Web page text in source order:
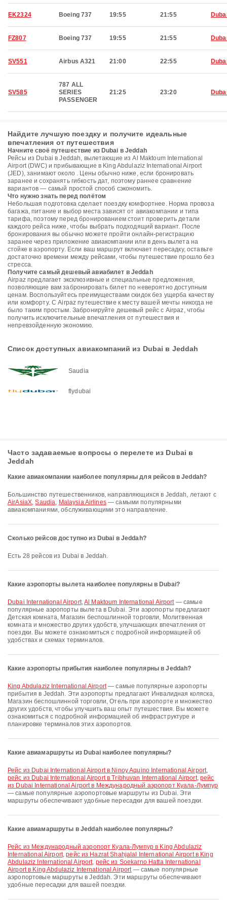
EK2324 Boeing 737 19:55 21:55
FZ807 Boeing 737 19:55 21:55
SV551 Airbus A321 21:00 22:55
SV585
787 ALL
SERIES
PASSENGER
21:25 23:20
Найдите лучшую поездку и получите идеальные
впечатления от путешествия
Начните своё путешествие из Dubai в Jeddah
Рейсы из Dubai в Jeddah, вылетающие из Al Maktoum International
Airport (DWC) и прибывающие в King Abdulaziz International Airport
(JED), занимают около . Цены обычно ниже, если бронировать
заранее и сохранять гибкость дат, поэтому раннее сравнение
вариантов — самый простой способ сэкономить.
Что нужно знать перед полётом
Небольшая подготовка сделает поездку комфортнее. Норма провоза
багажа, питание и выбор места зависят от авиакомпании и типа
тарифа, поэтому перед бронированием стоит проверить детали
каждого рейса ниже, чтобы выбрать подходящий вариант. После
бронирования вы обычно можете пройти онлайн-регистрацию
заранее через приложение авиакомпании или в день вылета на
стойке в аэропорту. Если ваш маршрут включает пересадку, оставьте
достаточно времени между рейсами, чтобы путешествие прошло без
стресса.
Получите самый дешевый авиабилет в Jeddah
Airpaz предлагает эксклюзивные и специальные предложения,
позволяющие вам забронировать билет по невероятно доступным
ценам. Воспользуйтесь преимуществами скидок без ущерба качеству
или комфорту. С Airpaz путешествие к месту вашей мечты никогда не
было таким простым. Забронируйте дешевый рейс с Airpaz, чтобы
получить исключительные впечатления от путешествия и
непревзойденную экономию.
Список доступных авиакомпаний из Dubai в Jeddah
Saudia
flydubai
Часто задаваемые вопросы о перелете из Dubai в
Jeddah
Какие авиакомпании наиболее популярны для рейсов в Jeddah?
Большинство путешественников, направляющихся в Jeddah, летают с
AirAsiaX,Saudia, Malaysia Airlines— самыми популярными
авиакомпаниями, обслуживающими это направление.
Сколько рейсов доступно из Dubai в Jeddah?
Есть 28 рейсов из Dubai в Jeddah.
Какие аэропорты вылета наиболее популярны в Dubai?
Dubai International Airport,Al Maktoum International Airport— самые
популярные аэропорты вылета в Dubai. Эти аэропорты предлагают
Детская комната, Магазин беспошлинной торговли, Молитвенная
комната и множество других удобств, улучшающих впечатления от
поездки. Вы можете ознакомиться с подробной информацией об
удобствах и схемах терминалов.
Какие аэропорты прибытия наиболее популярны в Jeddah?
King Abdulaziz International Airport— самые популярные аэропорты
прибытия в Jeddah. Эти аэропорты предлагают Инвалидная коляска,
Магазин беспошлинной торговли, Отель при аэропорте и множество
других удобств, чтобы улучшить ваш опыт путешествия. Вы можете
ознакомиться с подробной информацией об инфраструктуре и
планировке терминалов этих аэропортов.
Какие авиамаршруты из Dubai наиболее популярны?
рейс из Dubai International Airport в Ninoy Aquino International Airport,
рейс из Dubai International Airport в Tribhuvan International Airport, рейс
из Dubai International Airport в Международный аэропорт Куала-Лумпур
— самые популярные аэропортовые маршруты из Dubai. Эти
маршруты обеспечивают удобные пересадки для вашей поездки.
Какие авиамаршруты в Jeddah наиболее популярны?
рейс из Международный аэропорт Куала-Лумпур в King Abdulaziz
International Airport,рейс из Hazrat Shahjalal International Airport в King
Abdulaziz International Airport, рейс из Soekarno Hatta International
Airport в King Abdulaziz International Airport— самые популярные
аэропортовые маршруты в Jeddah. Эти маршруты обеспечивают
удобные пересадки для вашей поездки.